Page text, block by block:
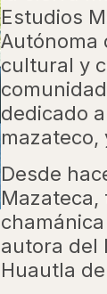
Estudios
Autónoma
cultural y
dedicado
Desde
autora del
Huautla